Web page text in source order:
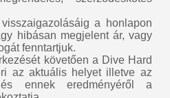
a honlapon
hibásan megjelent ár, vagy
fenntartjuk.
követően a Dive Hard
az aktuális helyet illetve az
ennek eredményéről a